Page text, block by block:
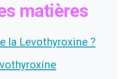
matières
la Levothyroxine ?